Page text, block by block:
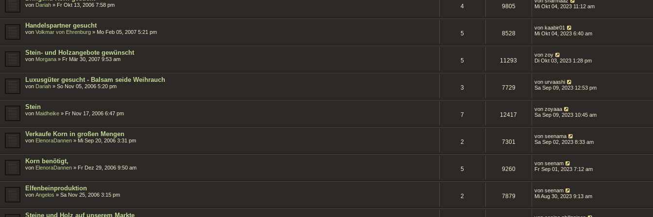
von Dariah » Fr Okt 13, 2006 7:58 pm 4 9805
Mi Okt 04, 2023 11:12 am
Handelspartner gesucht
von Volkmar von Ehrenburg » Mo Feb 05, 2007 5:21 pm 5 8528
von kaabir01
Mi Okt 04, 2023 6:40 am
Stein- und Holzangebote gewünscht
von Morgana » Fr Mär 30, 2007 9:53 am 5 11293
von zoy
Di Okt 03, 2023 1:28 pm
Luxusgüter gesucht - Balsam seide Weihrauch
von Dariah » So Nov 05, 2006 5:20 pm 3 7729
von urvaashi
Sa Sep 09, 2023 12:53 pm
Stein
von Maidheike » Fr Nov 17, 2006 6:47 pm 7 12417
von zoyaaa
Sa Sep 09, 2023 10:45 am
Verkaufe Korn in großen Mengen
von ElenoraDannen » Mi Sep 20, 2006 3:31 pm 2 7301
von seenama
Sa Sep 02, 2023 8:33 am
Korn benötigt,
von ElenoraDannen » Fr Dez 29, 2006 9:50 am 5 9260
von seenam
Fr Sep 01, 2023 7:12 am
Elfenbeinproduktion
von Angelos » Sa Nov 25, 2006 3:15 pm 2 7879
von seenam
Mi Aug 30, 2023 9:13 am
Steine und Holz auf unserem Markte